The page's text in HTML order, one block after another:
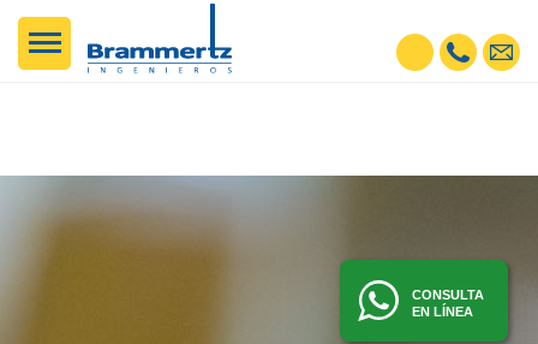
CONSULTA
EN LÍNEA